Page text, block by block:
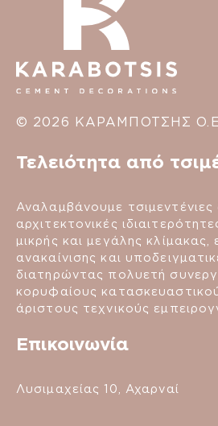
© 2026 ΚΑΡΑΜΠΟΤΣΗΣ
Τελειότητα από
Αναλαμβάνουμε τσιμεντένιες
αρχιτεκτονικές
μικρής και μεγάλης κλίμακας,
ανακαίνισης και
διατηρώντας πολυετή
κορυφαίους
άριστους τεχνικούς
Επικοινωνία
Λυσιμαχείας 10, Αχαρναί